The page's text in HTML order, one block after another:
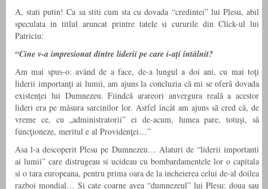
A, stati putin! Ca sa stiti cum sta cu dovada “credintei” lui Plesu, abil
speculata in titlul aruncat printre tatele si cururile din Click-ul lui
Patriciu:
“Cine v-a impresionat dintre liderii pe care i-aţi întâlnit?
Am mai spus-o: având de a face, de-a lungul a doi ani, cu mai toţi
liderii importanţi ai lumii, am ajuns la concluzia că mi se oferă dovada
existenţei lui Dumnezeu. Fiindcă arareori anvergura reală a acestor
lideri era pe măsura sarcinilor lor. Astfel încât am ajuns să cred că, de
vreme ce, cu „administratorii” ei de-acum, lumea pare, totuşi, să
funcţioneze, meritul e al Providenţei…”
Asa l-a descoperit Plesu pe Dumnezeu… Alaturi de “liderii importanti
ai lumii” care distrugeau si ucideau cu bombardamentele lor o capitala
si o tara europeana, pentru prima oara de la incheierea celui de-al doilea
razboi mondial… Si cate coarne avea “dumnezeul” lui Plesu: doua sau